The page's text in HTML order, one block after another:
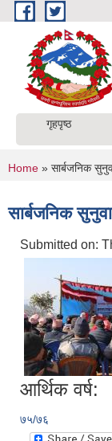
Skip to main content
गृहपृष्ठ
You are
Home » सार्बजनिक
सार्बजनिक
Submitted on:
आर्थिक वर्ष:
७५/७६